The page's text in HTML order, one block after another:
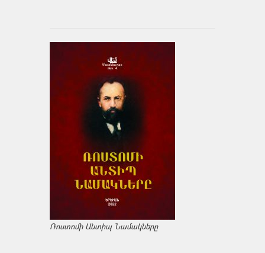
Ռոստոմի Անտիպ Նամակները